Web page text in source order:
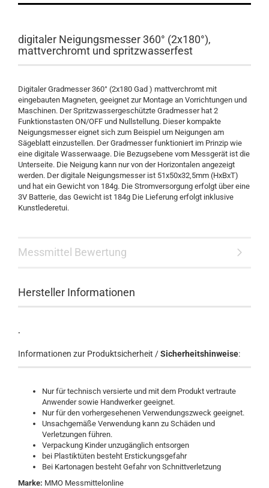
digitaler Neigungsmesser 360° (2x180°),
mattverchromt und spritzwasserfest
Digitaler Gradmesser 360° (2x180 Gad ) mattverchromt mit
eingebauten Magneten, geeignet zur Montage an Vorrichtungen und
Maschinen. Der Spritzwassergeschützte Gradmesser hat 2
Funktionstasten ON/OFF und Nullstellung. Dieser kompakte
Neigungsmesser eignet sich zum Beispiel um Neigungen am
Sägeblatt einzustellen. Der Gradmesser funktioniert im Prinzip wie
eine digitale Wasserwaage. Die Bezugsebene vom Messgerät ist die
Unterseite. Die Neigung kann nur von der Horizontalen angezeigt
werden. Der digitale Neigungsmesser ist 51x50x32,5mm (HxBxT)
und hat ein Gewicht von 184g. Die Stromversorgung erfolgt über eine
3V Batterie, das Gewicht ist 184g Die Lieferung erfolgt inklusive
Kunstlederetui.
Messmittel Bewertung
Hersteller Informationen
.
Informationen zur Produktsicherheit /Sicherheitshinweise:
Nur für technisch versierte und mit dem Produkt vertraute
Anwender sowie Handwerker geeignet.
Nur für den vorhergesehenen Verwendungszweck geeignet.
Unsachgemäße Verwendung kann zu Schäden und
Verletzungen führen.
Verpackung Kinder unzugänglich entsorgen
bei Plastiktüten besteht Erstickungsgefahr
Bei Kartonagen besteht Gefahr von Schnittverletzung
Marke: MMO Messmittelonline